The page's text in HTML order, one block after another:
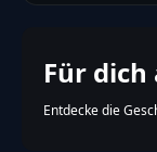
Für
Entdecke die